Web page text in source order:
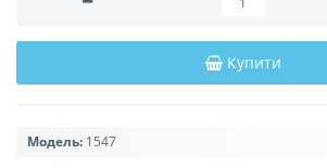
Купити
Модель: 1547